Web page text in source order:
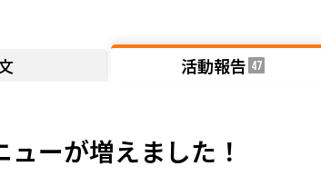
活動報告 47
ーが増えました！